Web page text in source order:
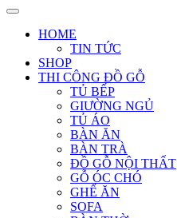
HOME
TIN TỨC
SHOP
THI CÔNG ĐỒ GỖ
TỦ BẾP
GIƯỜNG NGỦ
TỦ ÁO
BÀN ĂN
BÀN TRÀ
ĐỒ GỖ NỘI THẤT
GỖ ÓC CHÓ
GHẾ ĂN
SOFA